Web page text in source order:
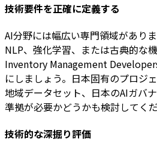
技術要件を正確に定義する
AI分野には幅広い専門領域があり
NLP、強化学習、または古典的な
Inventory Management
にしましょう。日本固有のプロジ
地域データセット、日本のAIガバ
準拠が必要かどうかも検討してくだ
技術的な深掘り評価